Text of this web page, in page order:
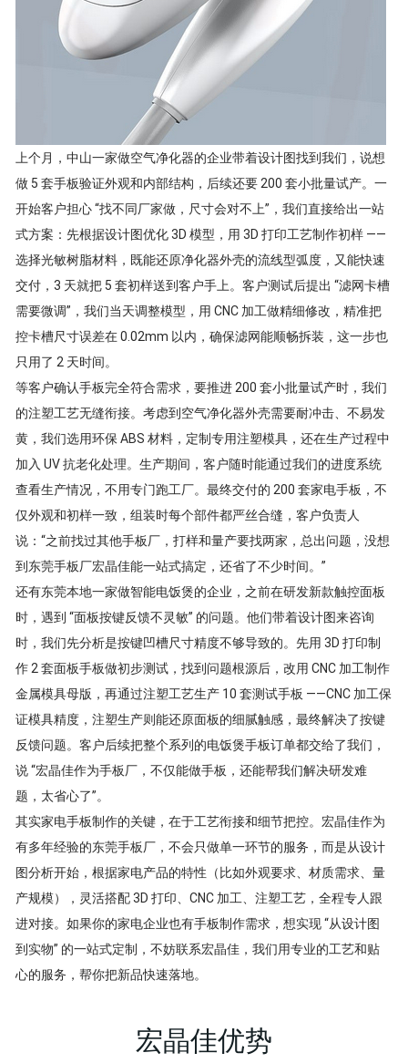
上个月，中山一家做空气净化器的企业带着设计图找到我们，说想
做 5 套手板验证外观和内部结构，后续还要 200 套小批量试产。一
开始客户担心 “找不同厂家做，尺寸会对不上”，我们直接给出一站
式方案：先根据设计图优化 3D 模型，用 3D 打印工艺制作初样 ——
选择光敏树脂材料，既能还原净化器外壳的流线型弧度，又能快速
交付，3 天就把 5 套初样送到客户手上。客户测试后提出 “滤网卡槽
需要微调”，我们当天调整模型，用 CNC 加工做精细修改，精准把
控卡槽尺寸误差在 0.02mm 以内，确保滤网能顺畅拆装，这一步也
只用了 2 天时间。
等客户确认手板完全符合需求，要推进 200 套小批量试产时，我们
的注塑工艺无缝衔接。考虑到空气净化器外壳需要耐冲击、不易发
黄，我们选用环保 ABS 材料，定制专用注塑模具，还在生产过程中
加入 UV 抗老化处理。生产期间，客户随时能通过我们的进度系统
查看生产情况，不用专门跑工厂。最终交付的 200 套家电手板，不
仅外观和初样一致，组装时每个部件都严丝合缝，客户负责人
说：“之前找过其他手板厂，打样和量产要找两家，总出问题，没想
到东莞手板厂宏晶佳能一站式搞定，还省了不少时间。”
还有东莞本地一家做智能电饭煲的企业，之前在研发新款触控面板
时，遇到 “面板按键反馈不灵敏” 的问题。他们带着设计图来咨询
时，我们先分析是按键凹槽尺寸精度不够导致的。先用 3D 打印制
作 2 套面板手板做初步测试，找到问题根源后，改用 CNC 加工制作
金属模具母版，再通过注塑工艺生产 10 套测试手板 ——CNC 加工保
证模具精度，注塑生产则能还原面板的细腻触感，最终解决了按键
反馈问题。客户后续把整个系列的电饭煲手板订单都交给了我们，
说 “宏晶佳作为手板厂，不仅能做手板，还能帮我们解决研发难
题，太省心了”。
其实家电手板制作的关键，在于工艺衔接和细节把控。宏晶佳作为
有多年经验的东莞手板厂，不会只做单一环节的服务，而是从设计
图分析开始，根据家电产品的特性（比如外观要求、材质需求、量
产规模），灵活搭配 3D 打印、CNC 加工、注塑工艺，全程专人跟
进对接。如果你的家电企业也有手板制作需求，想实现 “从设计图
到实物” 的一站式定制，不妨联系宏晶佳，我们用专业的工艺和贴
心的服务，帮你把新品快速落地。
宏晶佳优势